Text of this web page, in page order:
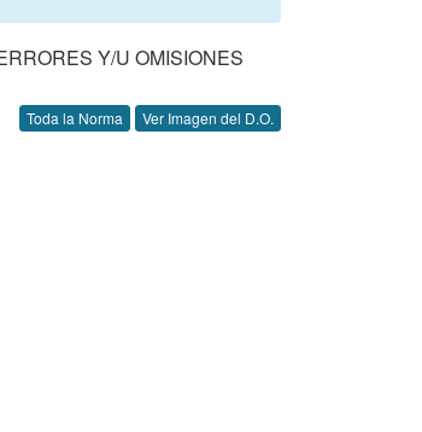
Y/U OMISIONES
Toda la Norma Ver Imagen del D.O.